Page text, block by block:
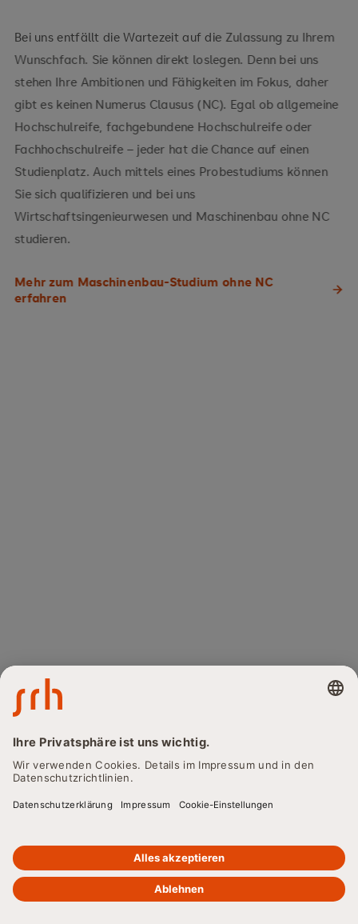
Bei uns entfällt die Wartezeit auf die Zulassung zu Ihrem
Wunschfach. Sie können direkt loslegen. Denn bei uns
stehen Ihre Ambitionen und Fähigkeiten im Fokus, daher
gibt es keinen Numerus Clausus (NC). Egal ob allgemeine
Hochschulreife, fachgebundene Hochschulreife oder
Fachhochschulreife – jeder hat die Chance auf einen
Studienplatz. Auch mittels eines Probestudiums können
Sie sich qualifizieren und bei uns
Wirtschaftsingenieurwesen und Maschinenbau ohne NC
studieren.
Mehr zum Maschinenbau-Studium ohne NC
erfahren
Mit dem Abschluss in
Wirtschaftsingenieurwesen –
Maschinenbau
(B.Eng.) sind Sie nicht nur
Wirtschaftsarchitekt:in – bereit,
Innovationen voranzutreiben und
Unternehmen erfolgreich zu
PROF. DR.-ING. STEFAN MÜLLER